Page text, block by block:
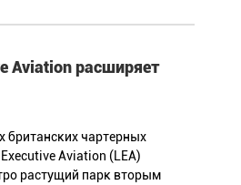
Aviation расширяет
британских чартерных
Aviation (LEA)
растущий парк вторым